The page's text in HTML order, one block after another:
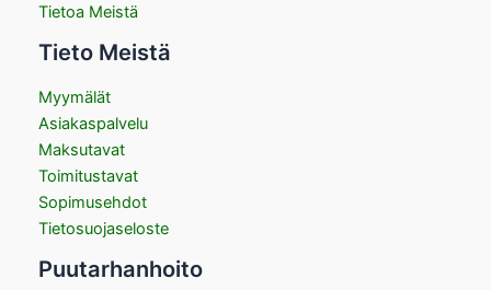
Tietoa Meistä
Tieto Meistä
Myymälät
Asiakaspalvelu
Maksutavat
Toimitustavat
Sopimusehdot
Tietosuojaseloste
Puutarhanhoito